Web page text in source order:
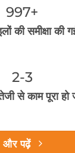
1,000+
की समीक्षा की
2-3
से काम पूरा हो
और पढ़ें